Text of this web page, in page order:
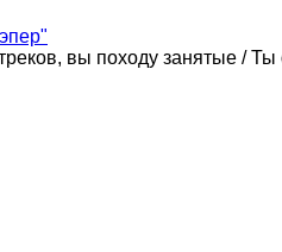
вы походу занятые /